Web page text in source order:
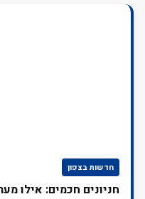
חדשות בצפון
חניונים חכמים: אילו